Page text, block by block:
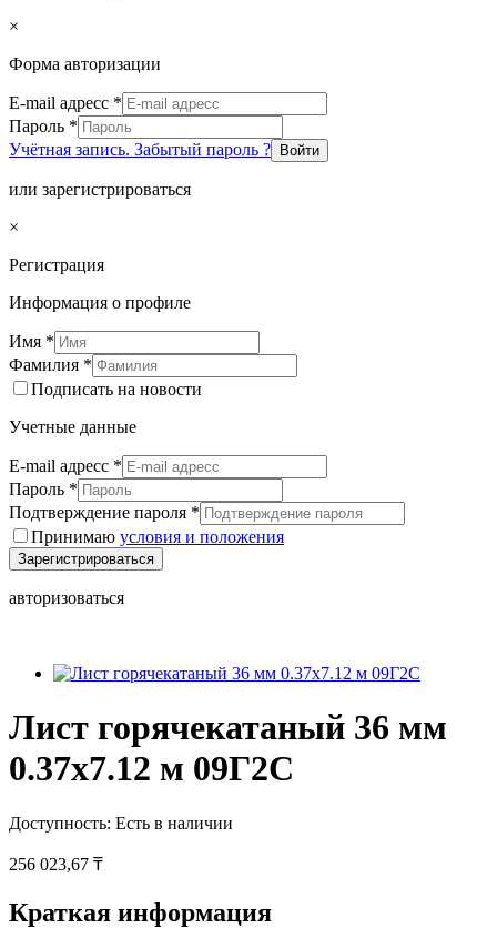
×
Форма авторизации
E-mail адресс *
Пароль *
Учётная запись. Забытый пароль ?
Войти
или зарегистрироваться
×
Регистрация
Информация о профиле
Имя *
Фамилия *
Подписать на новости
Учетные данные
E-mail адресс *
Пароль *
Подтверждение пароля *
Принимаю условия и положения
Зарегистрироваться
авторизоваться
Лист горячекатаный 36 мм
0.37х7.12 м 09Г2С
Доступность: Есть в наличии
256 023,67 ₸
Краткая информация